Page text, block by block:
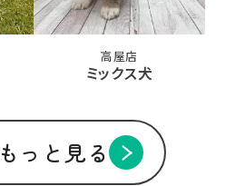
高屋店
ミックス犬
もっと見る